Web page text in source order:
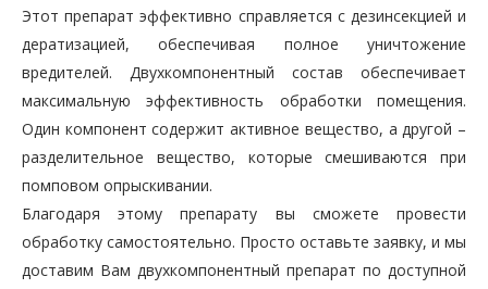
Этот препарат эффективно справляется с дезинсекцией и
дератизацией, обеспечивая полное уничтожение
вредителей. Двухкомпонентный состав обеспечивает
максимальную эффективность обработки помещения.
Один компонент содержит активное вещество, а другой –
разделительное вещество, которые смешиваются при
помповом опрыскивании.
Благодаря этому препарату вы сможете провести
обработку самостоятельно. Просто оставьте заявку, и мы
доставим Вам двухкомпонентный препарат по доступной